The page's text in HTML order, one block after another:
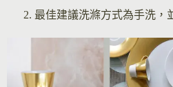
最佳建議洗滌方式為手洗，